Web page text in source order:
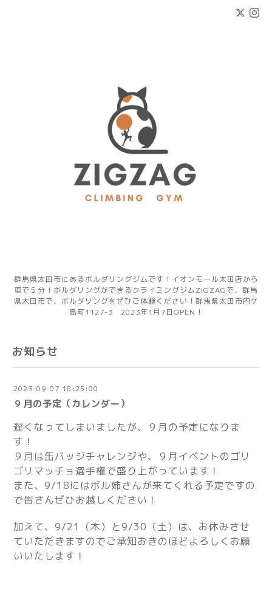
群馬県太田市にあるボルダリングジムです！イオンモール太田店から
車で５分！ボルダリングができるクライミングジムZIGZAGで、群馬
県太田市で、ボルダリングをぜひご体験ください！群馬県太田市内ケ
島町1127-3 2023年1月7日OPEN！
お知らせ
2023-09-07 18:25:00
９月の予定（カレンダー）
遅くなってしまいましたが、９月の予定になりま
す！
９月は缶バッジチャレンジや、９月イベントのゴリ
ゴリマッチョ選手権で盛り上がっています！
また、9/18にはボル姉さんが来てくれる予定ですの
で皆さんぜひお越しください！
加えて、9/21（木）と9/30（土）は、お休みさせ
ていただきますのでご承知おきのほどよろしくお願
いいたします！